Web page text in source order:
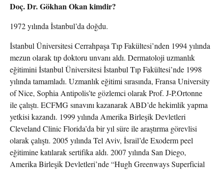
Doç. Dr. Gökhan Okan kimdir?
1972 yılında İstanbul’da doğdu.
İstanbul Üniversitesi Cerrahpaşa Tıp Fakültesi’nden 1994 yılında
mezun olarak tıp doktoru unvanı aldı. Dermatoloji uzmanlık
eğitimini İstanbul Üniversitesi İstanbul Tıp Fakültesi’nde 1998
yılında tamamladı. Uzmanlık eğitimi sırasında, Fransa University
of Nice, Sophia Antipolis’te gözlemci olarak Prof. J-P.Ortonne
ile çalıştı. ECFMG sınavını kazanarak ABD’de hekimlik yapma
yetkisi kazandı. 1999 yılında Amerika Birleşik Devletleri
Cleveland Clinic Florida’da bir yıl süre ile araştırma görevlisi
olarak çalıştı. 2005 yılında Tel Aviv, İsrail’de Exoderm peel
eğitimine katılarak sertifika aldı. 2007 yılında San Diego,
Amerika Birleşik Devletleri’nde “Hugh Greenways Superficial